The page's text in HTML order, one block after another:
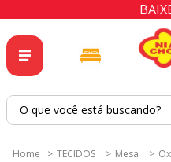
O que você está buscando?
TECIDOS Mesa